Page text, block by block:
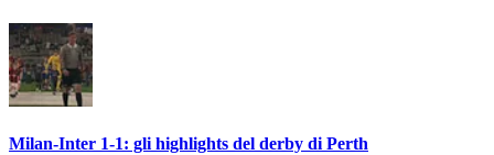
Milan-Inter 1-1: gli highlights del derby di Perth